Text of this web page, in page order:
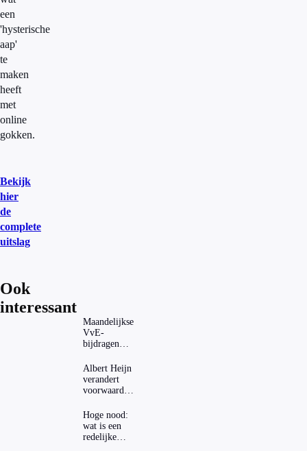
een
'hysterische
aap'
te
maken
heeft
met
online
gokken.
Bekijk
hier
de
complete
uitslag
Ook
interessant
Maandelijkse
VvE-
bijdragen
dat invloed
op je
hypotheek?
Albert Heijn
verandert
voorwaarden
mag dat
zomaar?
Hoge nood:
wat is een
redelijke